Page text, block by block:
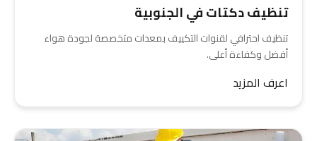
تنظيف دكتات في الجنوبية
تنظيف احترافي لقنوات التكييف بمعدات متخصصة لجودة هواء
أفضل وكفاءة أعلى.
اعرف المزيد